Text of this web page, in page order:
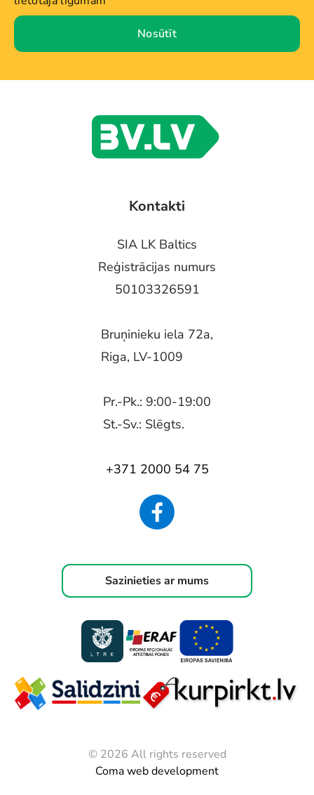
Nosūtīt
Kontakti
SIA LK Baltics
Reģistrācijas numurs
50103326591
Bruņinieku iela 72a,
Riga, LV-1009
Pr.-Pk.: 9:00-19:00
St.-Sv.: Slēgts.
+371 2000 54 75
Sazinieties ar mums
© 2026 All rights reserved
Coma web development